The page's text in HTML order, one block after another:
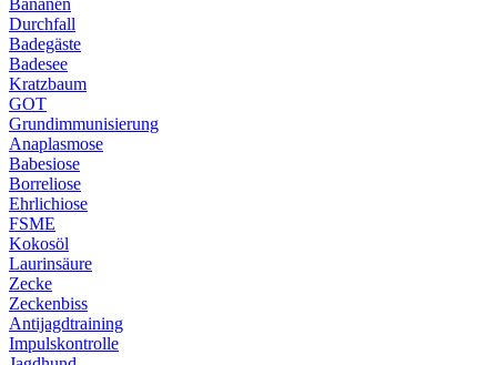
Bananen
Durchfall
Badegäste
Badesee
Kratzbaum
GOT
Grundimmunisierung
Anaplasmose
Babesiose
Borreliose
Ehrlichiose
FSME
Kokosöl
Laurinsäure
Zecke
Zeckenbiss
Antijagdtraining
Impulskontrolle